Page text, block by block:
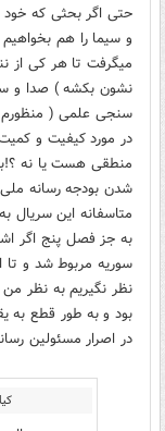
حتی اگر بحثی که
و سیما را هم
میگرفت تا هر کی از
نشون بکشه ) صدا و
سنجی علمی (
در مورد کیفیت و
منطقی هست یا نه
شدن بودجه رسانه
متاسفانه این
به جز فصل پنج اگر
سوریه مربوط شد و تا
نظر نگیریم به نظر
بود و به طور قطع
در اصرار مسئولین